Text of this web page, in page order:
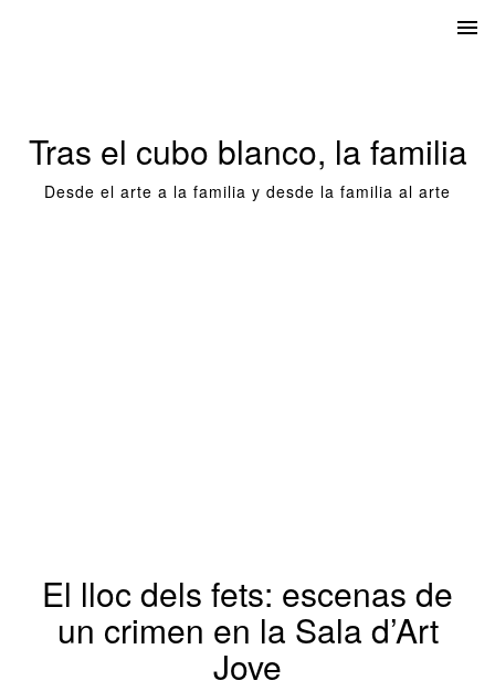
Tras el cubo blanco, la familia
Desde el arte a la familia y desde la familia al arte
El lloc dels fets: escenas de
un crimen en la Sala d’Art
Jove